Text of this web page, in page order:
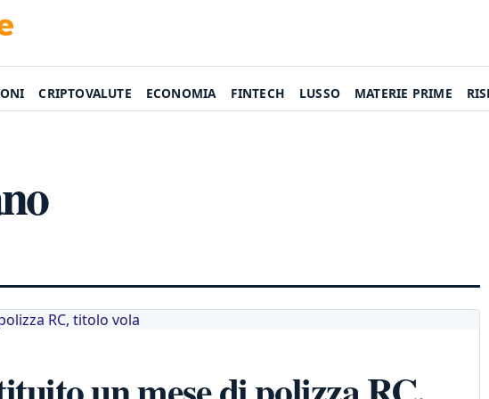
CRIPTOVALUTE ECONOMIA FINTECH LUSSO MATERIE PRIME